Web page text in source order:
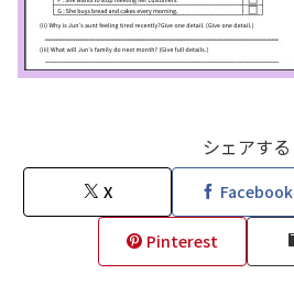
シェアする
X Facebook
Pinterest